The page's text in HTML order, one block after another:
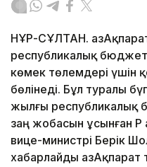
НҰР-СҰЛТАН.
республикалық
көмек төлемдері үшін
бөлінеді. Бұл туралы
жылғы республикалық
заң жобасын ұсынған ҚР
вице-министрі Берік
хабарлайды ҚазАқпарат